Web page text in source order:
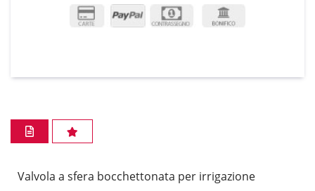
Valvola a sfera bocchettonata per irrigazione